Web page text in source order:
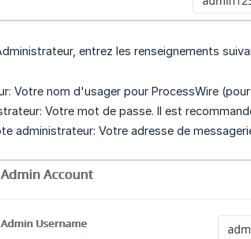
entrez les renseignements
Votre nom d'usager pour ProcessWire
Votre mot de passe. Il est
administrateur: Votre adresse de